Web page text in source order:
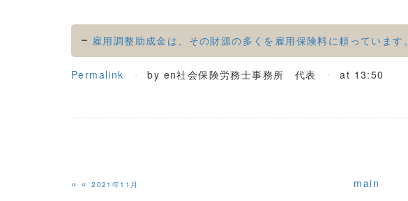
雇用調整助成金は、その財源の多くを雇用保険料に頼っています。
Permalink by en社会保険労務士事務所 代表 at 13:50
«2021年11月 main